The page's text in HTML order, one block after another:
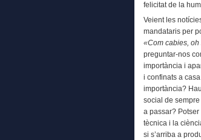
felicitat de la
Veient les
mandataris per
«Com cabies, oh
preguntar-nos
importància i
i confinats a
importància?
social de
a passar?
tècnica i la
si s’arriba a